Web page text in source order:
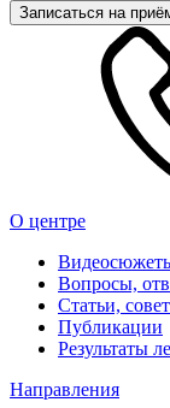
Записаться на
О центре
Вопросы,
Статьи,
Публикации
Результаты
Направления